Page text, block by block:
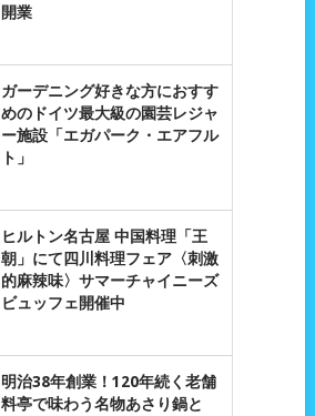
開業
ガーデニング好きな方におすす
めのドイツ最大級の園芸レジャ
ー施設「エガパーク・エアフル
ト」
ヒルトン名古屋 中国料理「王
朝」にて四川料理フェア〈刺激
的麻辣味〉サマーチャイニーズ
ビュッフェ開催中
明治38年創業！120年続く老舗
料亭で味わう名物あさり鍋と